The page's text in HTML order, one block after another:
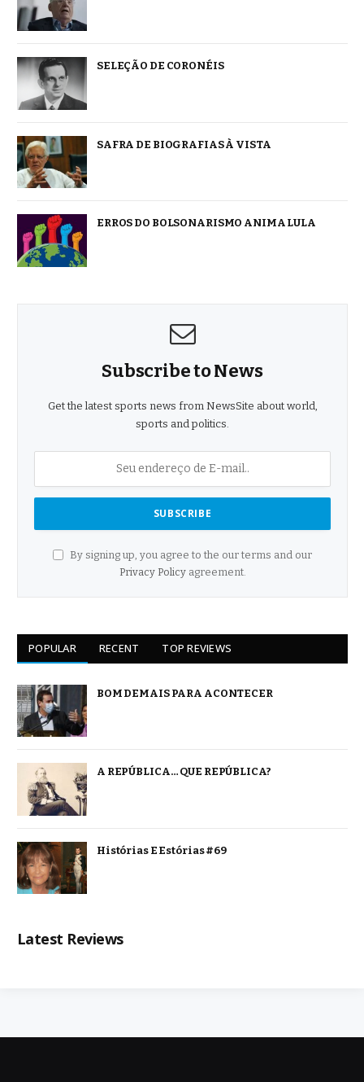
SELEÇÃO DE CORONÉIS
SAFRA DE BIOGRAFIAS À VISTA
ERROS DO BOLSONARISMO ANIMA LULA
Subscribe to News
Get the latest sports news from NewsSite about world,
sports and politics.
By signing up, you agree to the our terms and our
Privacy Policyagreement.
POPULAR RECENT TOP REVIEWS
BOM DEMAIS PARA ACONTECER
A REPÚBLICA… QUE REPÚBLICA?
Histórias E Estórias #69
Latest Reviews